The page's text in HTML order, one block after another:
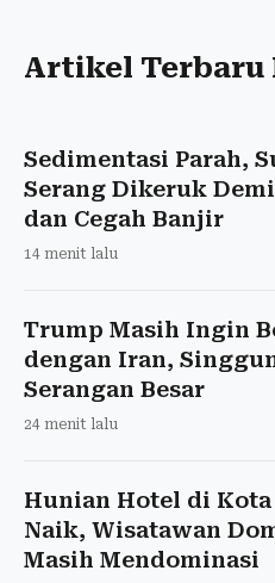
Artikel Terbaru
Sedimentasi Parah,
Serang Dikeruk
dan Cegah Banjir
14 menit lalu
Trump Masih Ingin
dengan Iran,
Serangan Besar
24 menit lalu
Hunian Hotel di
Naik, Wisatawan
Masih Mendominasi